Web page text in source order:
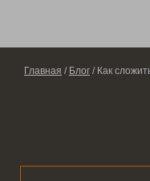
Главная / Блог / Как